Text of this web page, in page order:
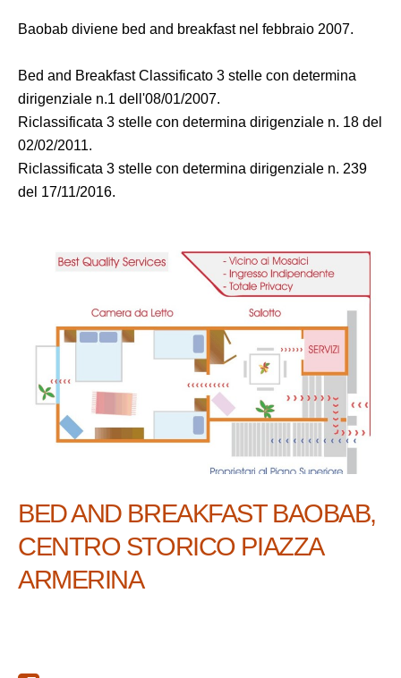
Baobab diviene bed and breakfast nel febbraio 2007.
Bed and Breakfast Classificato 3 stelle con determina
dirigenziale n.1 dell'08/01/2007.
Riclassificata 3 stelle con determina dirigenziale n. 18 del
02/02/2011.
Riclassificata 3 stelle con determina dirigenziale n. 239
del 17/11/2016.
BED AND BREAKFAST BAOBAB,
CENTRO STORICO PIAZZA
ARMERINA